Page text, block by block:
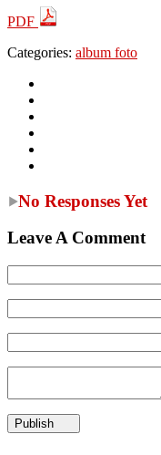
PDF
Categories: album foto
No Responses Yet
Leave A Comment